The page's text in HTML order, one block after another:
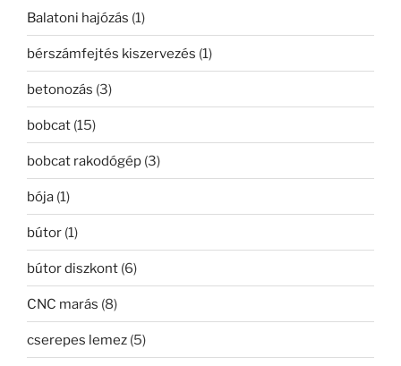
Balatoni hajózás (1)
bérszámfejtés kiszervezés (1)
betonozás (3)
bobcat (15)
bobcat rakodógép (3)
bója (1)
bútor (1)
bútor diszkont (6)
CNC marás (8)
cserepes lemez (5)